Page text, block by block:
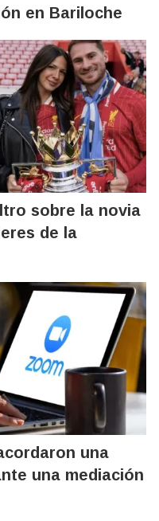
en Bariloche
sobre la novia
de la
una
una mediación